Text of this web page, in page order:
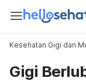
Kesehatan Gigi dan
Gigi